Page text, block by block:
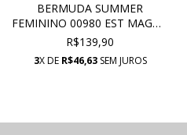
BERMUDA SUMMER
FEMININO 00980 EST MAGNA
TULE
R$139,90
3X DE R$46,63SEM JUROS